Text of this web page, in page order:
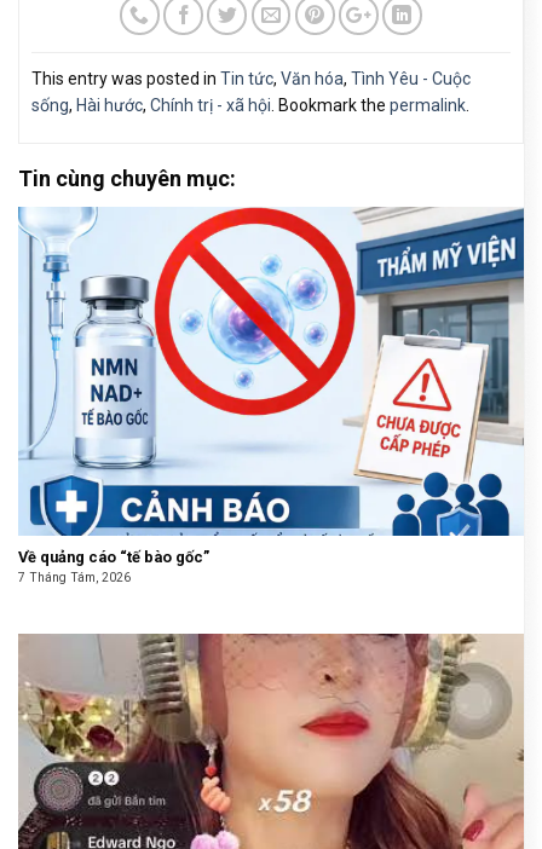
This entry was posted in Tin tức, Văn hóa, Tình Yêu - Cuộc
sống, Hài hước, Chính trị - xã hội . Bookmark the permalink
Tin cùng chuyên mục:
Về quảng cáo “tế bào gốc”
7 Tháng Tám, 2026